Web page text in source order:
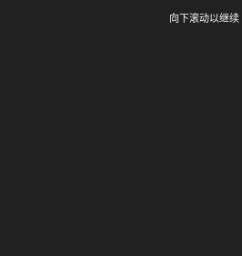
向下滚动以继续